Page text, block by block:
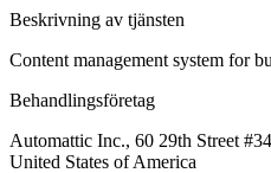
Beskrivning av tjänsten
Content management system for
Behandlingsföretag
Automattic Inc., 60 29th Street
United States of America